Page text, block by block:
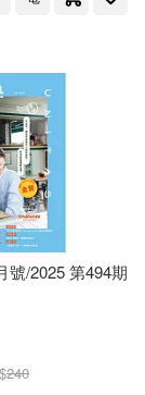
號/2025 第494期
$240